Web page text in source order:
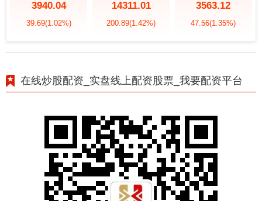
3940.04
39.69(1.02%)
14311.01
200.89(1.42%)
3563.12
47.56(1.35%)
在线炒股配资_实盘线上配资股票_我要配资平台